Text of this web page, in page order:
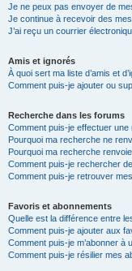
Je ne peux pas envoyer de
Je continue à recevoir des
J’ai reçu un courrier
Amis et ignorés
À quoi sert ma liste d’amis et
Comment puis-je ajouter ou
Recherche dans les forums
Comment puis-je effectuer
Pourquoi ma recherche ne
Pourquoi ma recherche
Comment puis-je rechercher
Comment puis-je retrouver
Favoris et abonnements
Quelle est la différence entre
Comment puis-je ajouter aux
Comment puis-je m’abonner à
Comment puis-je résilier mes